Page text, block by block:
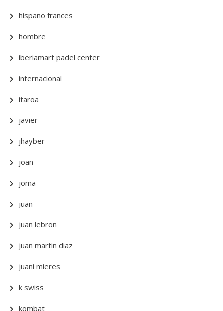
hispano frances
hombre
iberiamart padel center
internacional
itaroa
javier
jhayber
joan
joma
juan
juan lebron
juan martin diaz
juani mieres
k swiss
kombat